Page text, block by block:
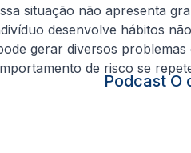
situação não apresenta
desenvolve hábitos
gerar diversos
de risco se
Podcast O